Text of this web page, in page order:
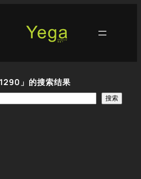
」的搜索结果
搜索